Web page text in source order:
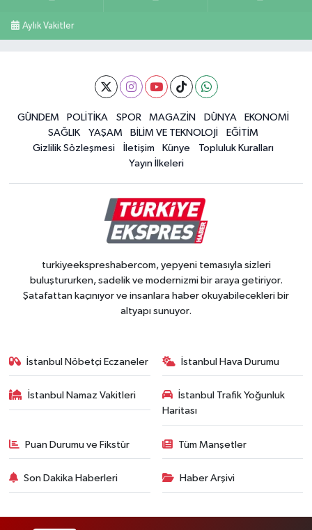
Aylık Vakitler
GÜNDEM POLİTİKA SPOR MAGAZİN DÜNYA
EKONOMİ
SAĞLIK
YAŞAM BİLİM VE TEKNOLOJİ
EĞİTİM
Gizlilik Sözleşmesi
İletişim Künye
Topluluk Kuralları
Yayın İlkeleri
turkiyeekspreshabercom, yepyeni temasıyla sizleri
buluştururken, sadelik ve modernizmi bir araya getiriyor.
Şatafattan kaçınıyor ve insanlara haber okuyabilecekleri bir
altyapı sunuyor.
İstanbul Nöbetçi Eczaneler İstanbul Hava Durumu
İstanbul Namaz Vakitleri
İstanbul Trafik Yoğunluk
Haritası
Puan Durumu ve Fikstür Tüm Manşetler
Son Dakika Haberleri Haber Arşivi